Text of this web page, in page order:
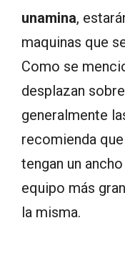
unamina,
maquinas que
Como se
desplazan
generalmente
recomienda
tengan un
equipo más
la misma.